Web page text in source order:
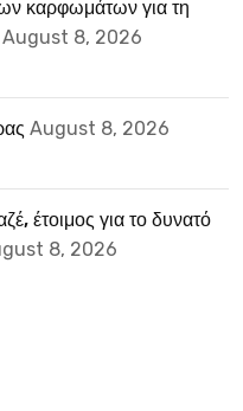
καρφωμάτων για τη
August 8, 2026
August 8, 2026
έτοιμος για το δυνατό
8, 2026